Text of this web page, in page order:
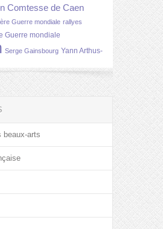
Comtesse de Caen
Guerre mondiale rallyes
Guerre mondiale
Serge Gainsbourg Yann Arthus-
beaux-arts